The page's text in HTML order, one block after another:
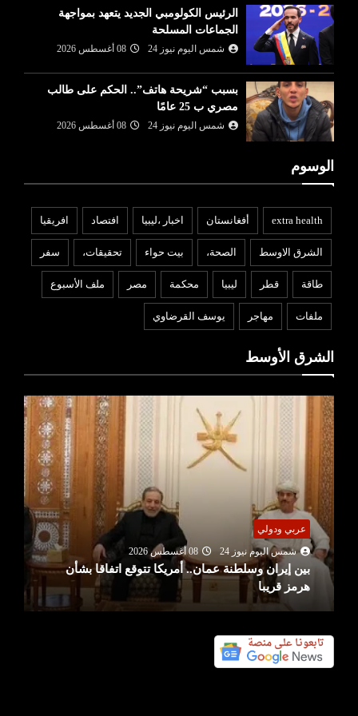
الرئيس الكولومبي الجديد يتعهد بمواجهة
الجماعات المسلحة
شمس اليوم نيوز 24 08 أغسطس 2026
بسبب “شريحة هاتف”.. الحكم على طالب
مصري ب 25 عامًا
شمس اليوم نيوز 24 08 أغسطس 2026
الوسوم
extra health أفغانستان اخبار ،ليبيا افتصاد افريقيا
الشرق الاوسط الصحة، بيت حواء تحقيقات، سفر
طاقة قطر ليبيا محكمة مصر ملف الأسبوع
ملفات مهاجر يوسف القرضاوي
الشرق الأوسط
عربي ودولي
شمس اليوم نيوز 24
08 أغسطس 2026
بين إيران وسلطنة عمان.. أمريكا تتوقع اتفاقا بشأن
هرمز قريبا